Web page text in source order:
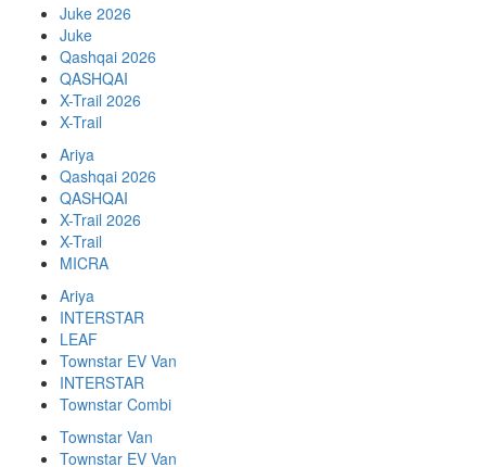
Juke 2026
Juke
Qashqai 2026
QASHQAI
X-Trail 2026
X-Trail
Ariya
Qashqai 2026
QASHQAI
X-Trail 2026
X-Trail
MICRA
Ariya
INTERSTAR
LEAF
Townstar EV Van
INTERSTAR
Townstar Combi
Townstar Van
Townstar EV Van